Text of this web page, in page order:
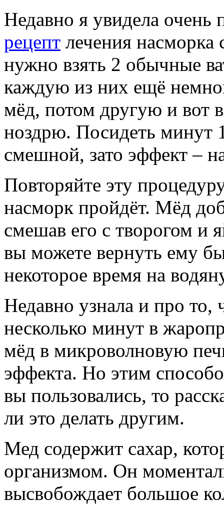
Недавно я увидела
рецепт лечения
нужно взять 2 обычные
каждую из них ещё
мёд, потом другую и вот
ноздрю. Посидеть минут
смешной, зато эффект –
Повторяйте эту
насморк пройдёт. Мёд
смешав его с творогом и
вы можете вернуть ему
некоторое время на
Недавно узнала и про то,
несколько минут в
мёд в микроволновую
эффекта. Но этим
вы пользовались, то
ли это делать другим.
Мед содержит сахар,
организмом. Он
высвобождает большое